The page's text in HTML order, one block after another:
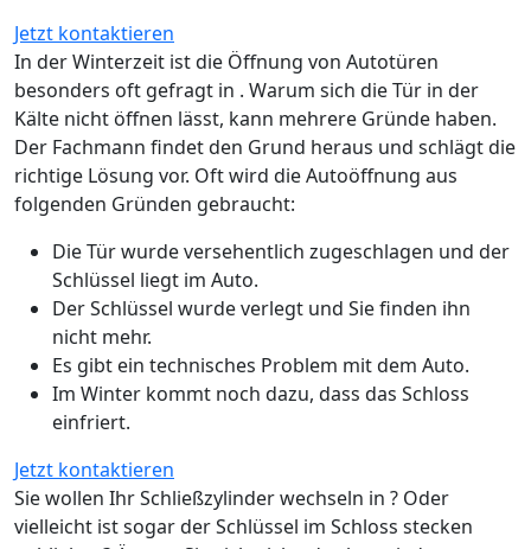
Jetzt kontaktieren
In der Winterzeit ist die Öffnung von Autotüren
besonders oft gefragt in . Warum sich die Tür in der
Kälte nicht öffnen lässt, kann mehrere Gründe haben.
Der Fachmann findet den Grund heraus und schlägt die
richtige Lösung vor. Oft wird die Autoöffnung aus
folgenden Gründen gebraucht:
Die Tür wurde versehentlich zugeschlagen und der
Schlüssel liegt im Auto.
Der Schlüssel wurde verlegt und Sie finden ihn
nicht mehr.
Es gibt ein technisches Problem mit dem Auto.
Im Winter kommt noch dazu, dass das Schloss
einfriert.
Jetzt kontaktieren
Sie wollen Ihr Schließzylinder wechseln in ? Oder
vielleicht ist sogar der Schlüssel im Schloss stecken